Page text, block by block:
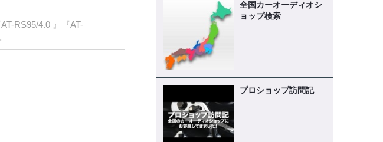
RS95/4.0 』『AT-
全国カーオーディオシ
ョップ検索
プロショップ訪問記